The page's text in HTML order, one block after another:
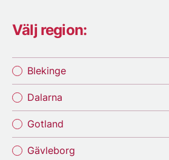
Välj region:
Blekinge
Dalarna
Gotland
Gävleborg